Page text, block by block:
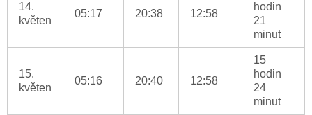
14.
květen
05:17 20:38 12:58
hodin
21
minut
15.
květen
05:16 20:40 12:58
15
hodin
24
minut